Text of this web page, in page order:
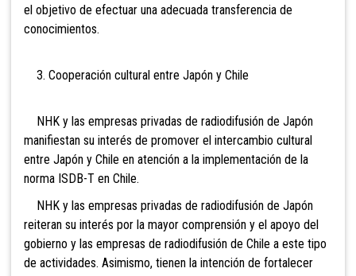
el objetivo de efectuar una adecuada transferencia de
conocimientos.
3. Cooperación cultural entre Japón y Chile
NHK y las empresas privadas de radiodifusión de Japón
manifiestan su interés de promover el intercambio cultural
entre Japón y Chile en atención a la implementación de la
norma ISDB-T en Chile.
NHK y las empresas privadas de radiodifusión de Japón
reiteran su interés por la mayor comprensión y el apoyo del
gobierno y las empresas de radiodifusión de Chile a este tipo
de actividades. Asimismo, tienen la intención de fortalecer